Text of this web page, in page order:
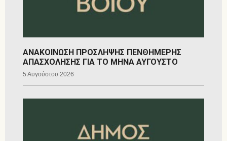
ΑΝΑΚΟΙΝΩΣΗ ΠΡΟΣΛΗΨΗΣ ΠΕΝΘΗΜΕΡΗΣ
ΑΠΑΣΧΟΛΗΣΗΣ ΓΙΑ ΤΟ ΜΗΝΑ ΑΥΓΟΥΣΤΟ
5 Αυγούστου 2026